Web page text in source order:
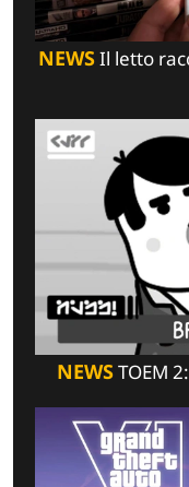
NEWSIl letto
NEWSTOEM